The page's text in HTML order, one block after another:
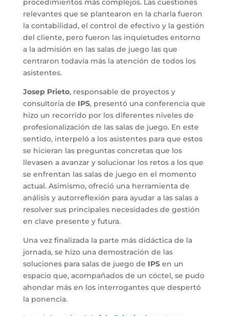
procedimientos más complejos. Las cuestiones
relevantes que se plantearon en la charla fueron
la contabilidad, el control de efectivo y la gestión
del cliente, pero fueron las inquietudes entorno
a la admisión en las salas de juego las que
centraron todavía más la atención de todos los
asistentes.
Josep Prieto, responsable de proyectos y
consultoría de IPS, presentó una conferencia que
hizo un recorrido por los diferentes niveles de
profesionalización de las salas de juego. En este
sentido, interpeló a los asistentes para que estos
se hicieran las preguntas concretas que los
llevasen a avanzar y solucionar los retos a los que
se enfrentan las salas de juego en el momento
actual. Asimismo, ofreció una herramienta de
análisis y autorreflexión para ayudar a las salas a
resolver sus principales necesidades de gestión
en clave presente y futura.
Una vez finalizada la parte más didáctica de la
jornada, se hizo una demostración de las
soluciones para salas de juego de IPSen un
espacio que, acompañados de un cóctel, se pudo
ahondar más en los interrogantes que despertó
la ponencia.